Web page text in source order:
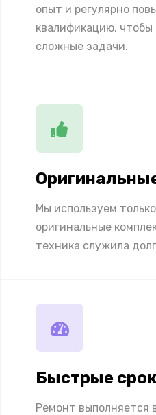
опыт и регулярно
квалификацию,
сложные задачи.
Мы используем
оригинальные
техника служила
Быстрые
Ремонт выполняется